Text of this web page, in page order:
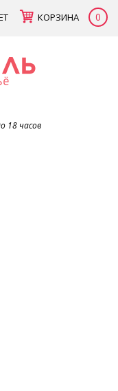
КОРЗИНА 0
18 часов